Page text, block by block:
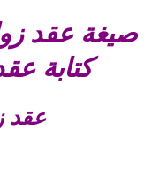
صيغة عقد
كتابة
عقد